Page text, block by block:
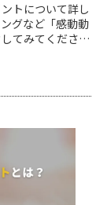
トについて詳し
グなど「感動動
てみてくださ